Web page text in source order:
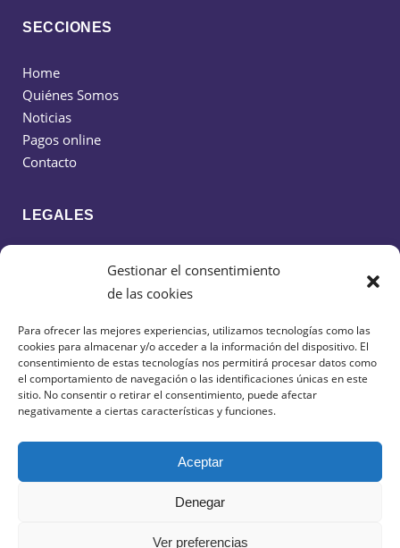
Gestionar el consentimiento
de las cookies
Para ofrecer las mejores experiencias, utilizamos tecnologías como las
cookies para almacenar y/o acceder a la información del dispositivo. El
consentimiento de estas tecnologías nos permitirá procesar datos como
el comportamiento de navegación o las identificaciones únicas en este
sitio. No consentir o retirar el consentimiento, puede afectar
negativamente a ciertas características y funciones.
Aceptar
Denegar
Ver preferencias
SECCIONES
Home
Quiénes Somos
Noticias
Pagos online
Contacto
LEGALES
CONTACTO
638 599 516